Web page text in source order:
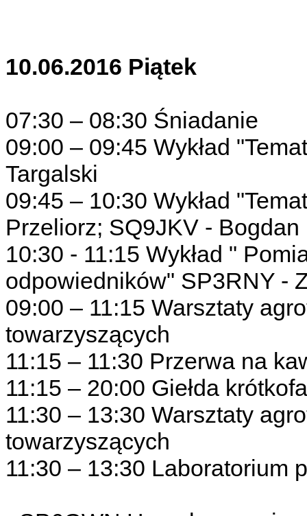
10.06.2016 Piątek
07:30 – 08:30 Śniadanie
09:00 – 09:45 Wykład
Targalski
09:45 – 10:30 Wykład
Przeliorz; SQ9JKV - Bogdan
10:30 - 11:15 Wykład "
odpowiedników" SP3RNY -
09:00 – 11:15 Warsztaty
towarzyszących
11:15 – 11:30 Przerwa na
11:15 – 20:00 Giełda
11:30 – 13:30 Warsztaty
towarzyszących
11:30 – 13:30 Laboratorium